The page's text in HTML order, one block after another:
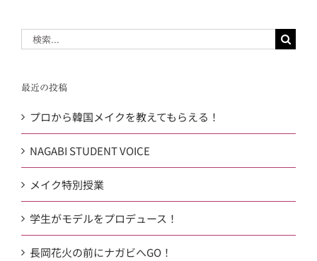
最近の投稿
プロから韓国メイクを教えてもらえる！
NAGABI STUDENT VOICE
メイク特別授業
学生がモデルをプロデュース！
長岡花火の前にナガビへGO！